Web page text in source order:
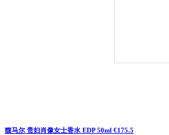
馥马尔 贵妇肖像女士香水 EDP 50ml €175.5